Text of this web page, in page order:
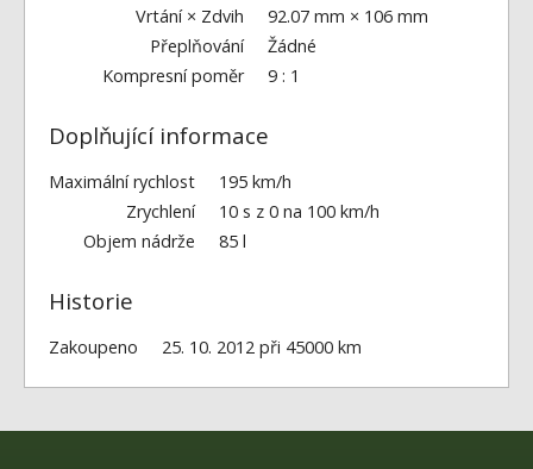
Vrtání × Zdvih
92.07 mm × 106 mm
Přeplňování
Žádné
Kompresní poměr
9 : 1
Doplňující informace
Maximální rychlost
195 km/h
Zrychlení
10 s z 0 na 100 km/h
Objem nádrže
85 l
Historie
Zakoupeno 25. 10. 2012 při 45000 km